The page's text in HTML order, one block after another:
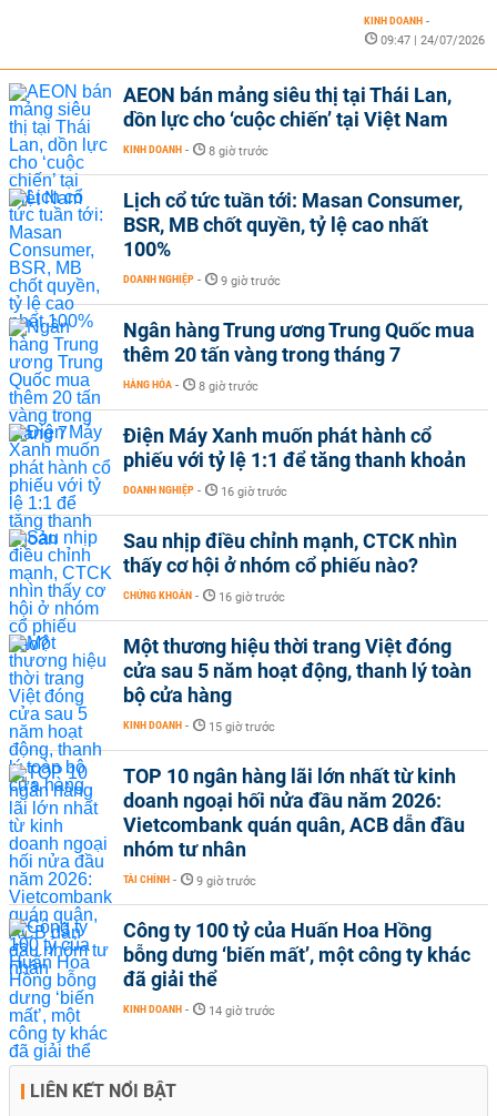
KINH DOANH -
09:47 | 24/07/2026
AEON bán mảng siêu thị tại Thái Lan,
dồn lực cho ‘cuộc chiến’ tại Việt Nam
KINH DOANH - 8 giờ trước
Lịch cổ tức tuần tới: Masan Consumer,
BSR, MB chốt quyền, tỷ lệ cao nhất
100%
DOANH NGHIỆP - 9 giờ trước
Ngân hàng Trung ương Trung Quốc mua
thêm 20 tấn vàng trong tháng 7
HÀNG HÓA - 8 giờ trước
Điện Máy Xanh muốn phát hành cổ
phiếu với tỷ lệ 1:1 để tăng thanh khoản
DOANH NGHIỆP - 16 giờ trước
Sau nhịp điều chỉnh mạnh, CTCK nhìn
thấy cơ hội ở nhóm cổ phiếu nào?
CHỨNG KHOÁN - 16 giờ trước
Một thương hiệu thời trang Việt đóng
cửa sau 5 năm hoạt động, thanh lý toàn
bộ cửa hàng
KINH DOANH - 15 giờ trước
TOP 10 ngân hàng lãi lớn nhất từ kinh
doanh ngoại hối nửa đầu năm 2026:
Vietcombank quán quân, ACB dẫn đầu
nhóm tư nhân
TÀI CHÍNH - 9 giờ trước
Công ty 100 tỷ của Huấn Hoa Hồng
bỗng dưng ‘biến mất’, một công ty khác
đã giải thể
KINH DOANH - 14 giờ trước
LIÊN KẾT NỔI BẬT